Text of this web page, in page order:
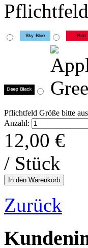
Pflichtfeld
Pflichtfeld Größe bitte
Anzahl:
12,00 €
/ Stück
Zurück